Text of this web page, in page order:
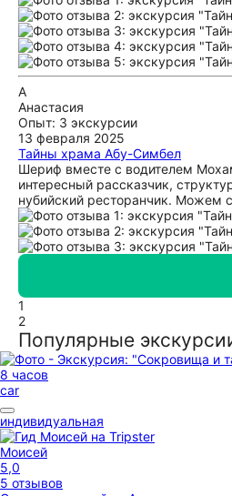
А
Анастасия
Опыт: 3 экскурсии
13 февраля 2025
Тайны храма Абу-Симбел
Шериф вместе с водителем
интересный рассказчик,
нубийский ресторанчик. Можем
1
2
Популярные
8 часов
car
индивидуальная
Моисей
5,0
5 отзывов